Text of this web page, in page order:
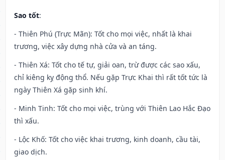
Sao tốt:
- Thiên Phú (Trực Mãn): Tốt cho mọi việc, nhất là khai
trương, việc xây dựng nhà cửa và an táng.
- Thiên Xá: Tốt cho tế tự, giải oan, trừ được các sao xấu,
chỉ kiêng kỵ động thổ. Nếu gặp Trực Khai thì rất tốt tức là
ngày Thiên Xá gặp sinh khí.
- Minh Tinh: Tốt cho mọi việc, trùng với Thiên Lao Hắc Đạo
thì xấu.
- Lộc Khố: Tốt cho việc khai trương, kinh doanh, cầu tài,
giao dịch.